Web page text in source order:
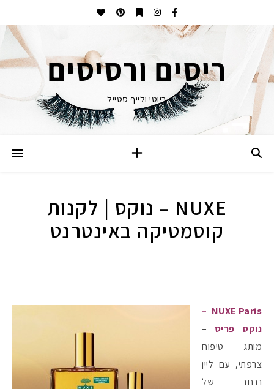
ריסים ורסיסים
ביוטי ולייף סטייל
NUXE – נוקס | לקנות
קוסמטיקה באינטרנט
NUXE Paris
–
נוקס פריס
–
מותג טיפוח
צרפתי, עם ליין
נרחב של